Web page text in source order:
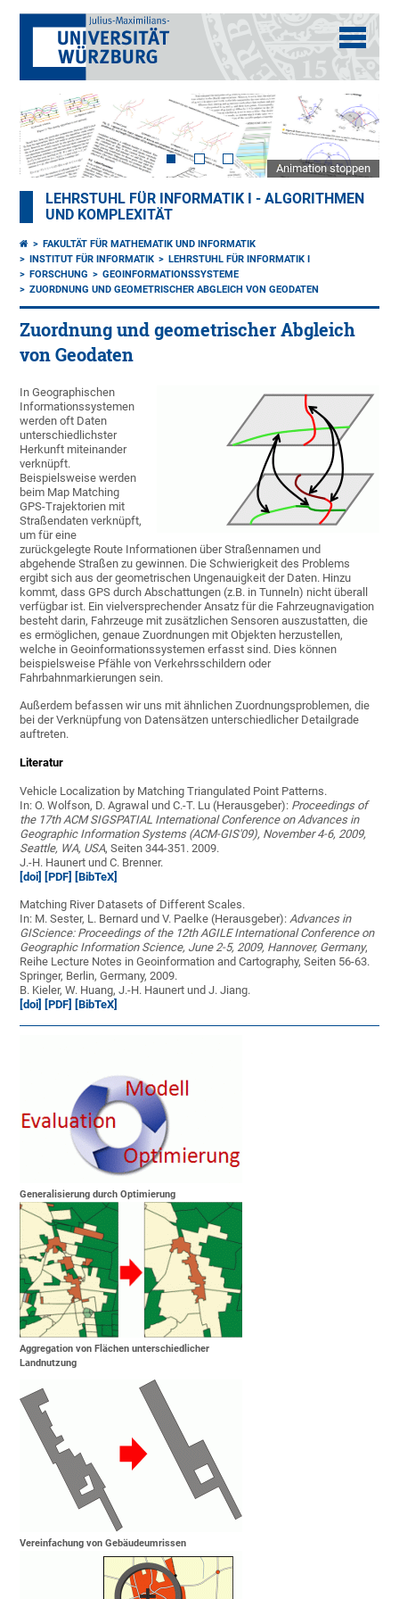
Animation stoppen
LEHRSTUHL FÜR INFORMATIK I - ALGORITHMEN
UND KOMPLEXITÄT
FAKULTÄT FÜR MATHEMATIK UND INFORMATIK
INSTITUT FÜR INFORMATIK
LEHRSTUHL FÜR INFORMATIK I
FORSCHUNG
GEOINFORMATIONSSYSTEME
ZUORDNUNG UND GEOMETRISCHER ABGLEICH VON GEODATEN
Zuordnung und geometrischer Abgleich
von Geodaten
In Geographischen
Informationssystemen
werden oft Daten
unterschiedlichster
Herkunft miteinander
verknüpft.
Beispielsweise werden
beim Map Matching
GPS-Trajektorien mit
Straßendaten verknüpft,
um für eine
zurückgelegte Route Informationen über Straßennamen und
abgehende Straßen zu gewinnen. Die Schwierigkeit des Problems
ergibt sich aus der geometrischen Ungenauigkeit der Daten. Hinzu
kommt, dass GPS durch Abschattungen (z.B. in Tunneln) nicht überall
verfügbar ist. Ein vielversprechender Ansatz für die Fahrzeugnavigation
besteht darin, Fahrzeuge mit zusätzlichen Sensoren auszustatten, die
es ermöglichen, genaue Zuordnungen mit Objekten herzustellen,
welche in Geoinformationssystemen erfasst sind. Dies können
beispielsweise Pfähle von Verkehrsschildern oder
Fahrbahnmarkierungen sein.
Außerdem befassen wir uns mit ähnlichen Zuordnungsproblemen, die
bei der Verknüpfung von Datensätzen unterschiedlicher Detailgrade
auftreten.
Literatur
Vehicle Localization by Matching Triangulated Point Patterns.
In: O. Wolfson, D. Agrawal und C.-T. Lu (Herausgeber): Proceedings of
the 17th ACM SIGSPATIAL International Conference on Advances in
Geographic Information Systems (ACM-GIS'09), November 4-6, 2009,
Seattle, WA, USA, Seiten 344-351. 2009.
J.-H. Haunert und C. Brenner.
[doi] [PDF] [BibTeX]
Matching River Datasets of Different Scales.
In: M. Sester, L. Bernard und V. Paelke (Herausgeber):Advances in
GIScience: Proceedings of the 12th AGILE International Conference on
Geographic Information Science, June 2-5, 2009, Hannover, Germany,
Reihe Lecture Notes in Geoinformation and Cartography, Seiten 56-63.
Springer, Berlin, Germany, 2009.
B. Kieler, W. Huang, J.-H. Haunert und J. Jiang.
[doi] [PDF] [BibTeX]
Generalisierung durch Optimierung
Aggregation von Flächen unterschiedlicher
Landnutzung
Vereinfachung von Gebäudeumrissen